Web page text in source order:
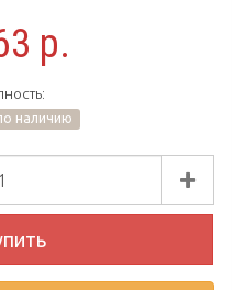
р.
наличию